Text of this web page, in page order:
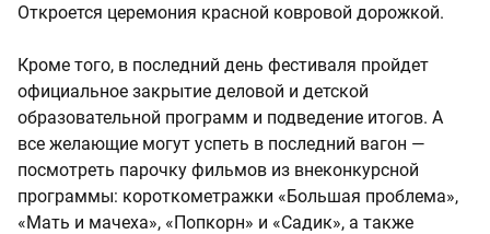
Откроется церемония красной ковровой дорожкой.
Кроме того, в последний день фестиваля пройдет
официальное закрытие деловой и детской
образовательной программ и подведение итогов. А
все желающие могут успеть в последний вагон —
посмотреть парочку фильмов из внеконкурсной
программы: короткометражки «Большая проблема»,
«Мать и мачеха», «Попкорн» и «Садик», а также